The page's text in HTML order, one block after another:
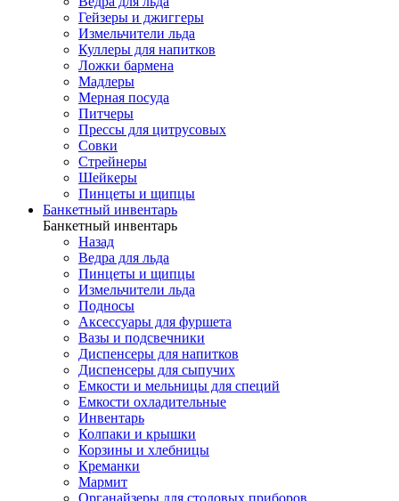
Гейзеры и джиггеры
Измельчители льда
Куллеры для напитков
Ложки бармена
Мадлеры
Мерная посуда
Питчеры
Прессы для цитрусовых
Совки
Стрейнеры
Шейкеры
Пинцеты и щипцы
Банкетный инвентарь
Банкетный инвентарь
Назад
Ведра для льда
Пинцеты и щипцы
Измельчители льда
Подносы
Аксессуары для фуршета
Вазы и подсвечники
Диспенсеры для напитков
Диспенсеры для сыпучих
Емкости и мельницы для специй
Емкости охладительные
Инвентарь
Колпаки и крышки
Корзины и хлебницы
Креманки
Мармит
Органайзеры для столовых приборов